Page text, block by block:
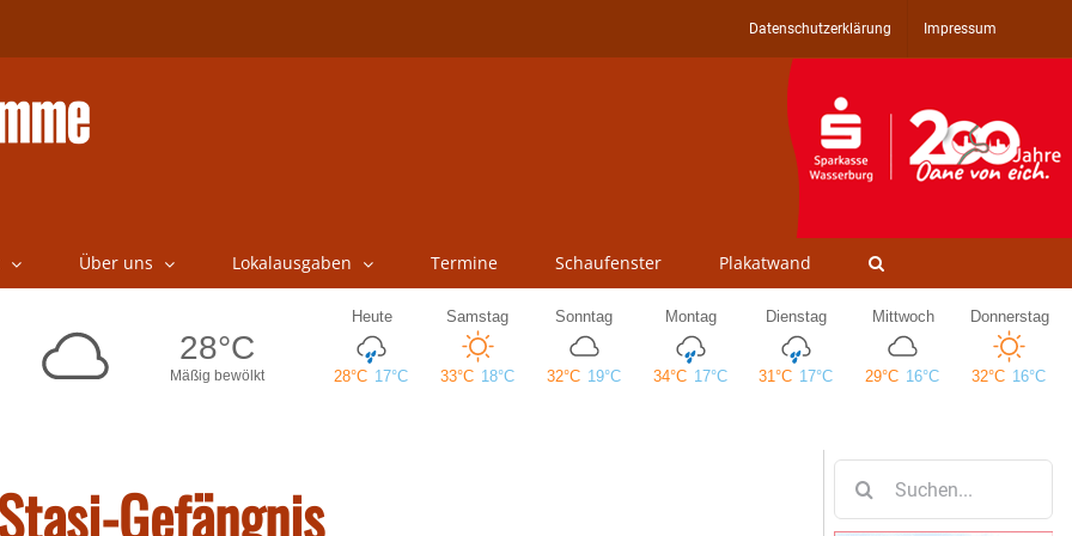
Datenschutzerklärung Impressum
Über uns Lokalausgaben Termine Schaufenster Plakatwand
Gefängnis
nach: